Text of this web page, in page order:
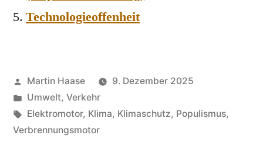
Technologieoffenheit
Veröffentlicht
von
Martin Haase
9. Dezember 2025
Veröffentlicht
in
Umwelt, Verkehr
Schlagwörter:
Elektromotor, Klima, Klimaschutz, Populismus,
Verbrennungsmotor